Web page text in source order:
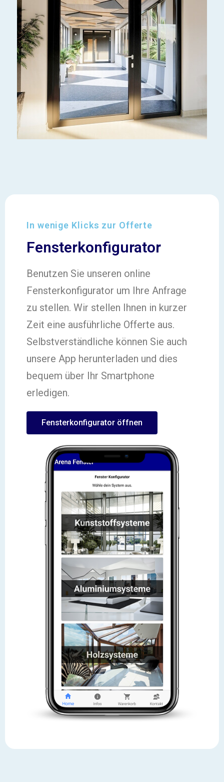
In wenige Klicks zur Offerte
Fensterkonfigurator
Benutzen Sie unseren online
Fensterkonfigurator um Ihre Anfrage
zu stellen. Wir stellen Ihnen in kurzer
Zeit eine ausführliche Offerte aus.
Selbstverständliche können Sie auch
unsere App herunterladen und dies
bequem über Ihr Smartphone
erledigen.
Fensterkonfigurator öffnen